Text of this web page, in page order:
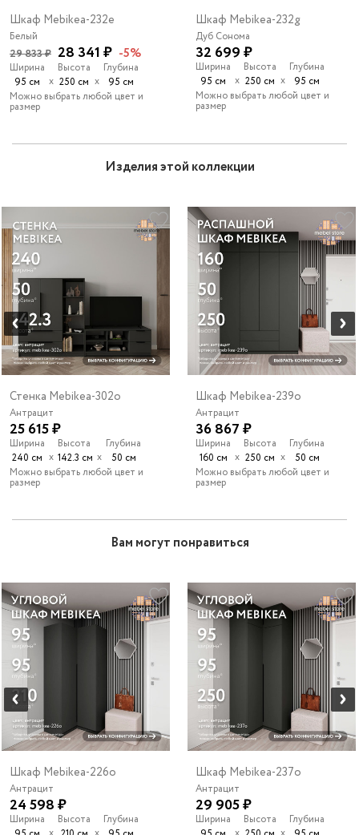
Шкаф Mebikea-232e
Белый
29 833 ₽ 28 341 ₽ -5%
Ширина
95 см
х
Высота
250 см х
Глубина
95 см
Можно выбрать любой цвет и
размер
Шкаф Mebikea-232g
Дуб Сонома
32 699 ₽
Ширина
95 см
х
Высота
250 см х
Глубина
95 см
Можно выбрать любой цвет и
размер
Изделия этой коллекции
Стенка Mebikea-302o
Антрацит
25 615 ₽
Ширина
240 см х
Высота
142.3 см х
Глубина
50 см
Можно выбрать любой цвет и
размер
Шкаф Mebikea-239o
Антрацит
36 867 ₽
Ширина
160 см х
Высота
250 см х
Глубина
50 см
Можно выбрать любой цвет и
размер
Вам могут понравиться
Шкаф Mebikea-226o
Антрацит
24 598 ₽
Ширина
Высота
Глубина
Шкаф Mebikea-237o
Антрацит
29 905 ₽
Ширина
Высота
Глубина